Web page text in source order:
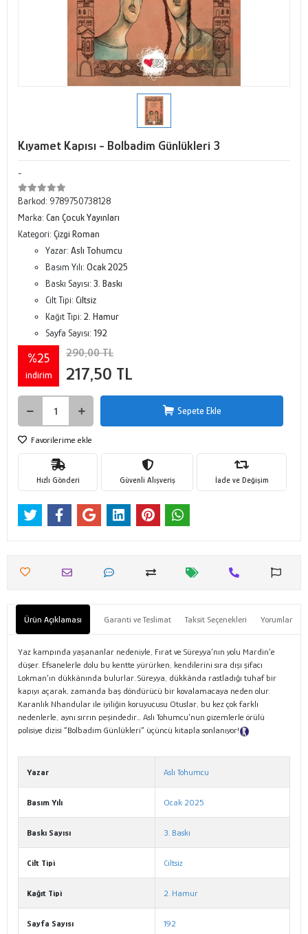
Kıyamet Kapısı - Bolbadim Günlükleri 3
-
Barkod: 9789750738128
Marka: Can Çocuk Yayınları
Kategori: Çizgi Roman
Yazar: Aslı Tohumcu
Basım Yılı: Ocak 2025
Baskı Sayısı: 3. Baskı
Cilt Tipi: Ciltsiz
Kağıt Tipi: 2. Hamur
Sayfa Sayısı: 192
%25
indirim
290,00 TL
217,50 TL
Sepete Ekle
Favorilerime ekle
Hızlı Gönderi Güvenli Alışveriş İade ve Değişim
Ürün Açıklaması Garanti ve Teslimat Taksit Seçenekleri Yorumlar
Yaz kampında yaşananlar nedeniyle, Fırat ve Süreyya’nın yolu Mardin’e
düşer. Efsanelerle dolu bu kentte yürürken, kendilerini sıra dışı şifacı
Lokman’ın dükkânında bulurlar. Süreyya, dükkânda rastladığı tuhaf bir
kapıyı açarak, zamanda baş döndürücü bir kovalamacaya neden olur.
Karanlık Nhandular ile iyiliğin koruyucusu Otuslar, bu kez çok farklı
nedenlerle, aynı sırrın peşindedir… Aslı Tohumcu’nun gizemlerle örülü
polisiye dizisi “Bolbadim Günlükleri” üçüncü kitapla sonlanıyor!
Yazar Aslı Tohumcu
Basım Yılı Ocak 2025
Baskı Sayısı 3. Baskı
Cilt Tipi Ciltsiz
Kağıt Tipi 2. Hamur
Sayfa Sayısı 192